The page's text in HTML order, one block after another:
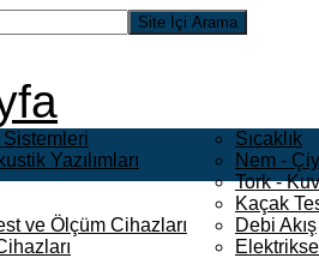
Yazılımları
ve Ölçüm Cihazları
Sıcaklık
Nem -
Tork -
Kaçak
Debi Akış